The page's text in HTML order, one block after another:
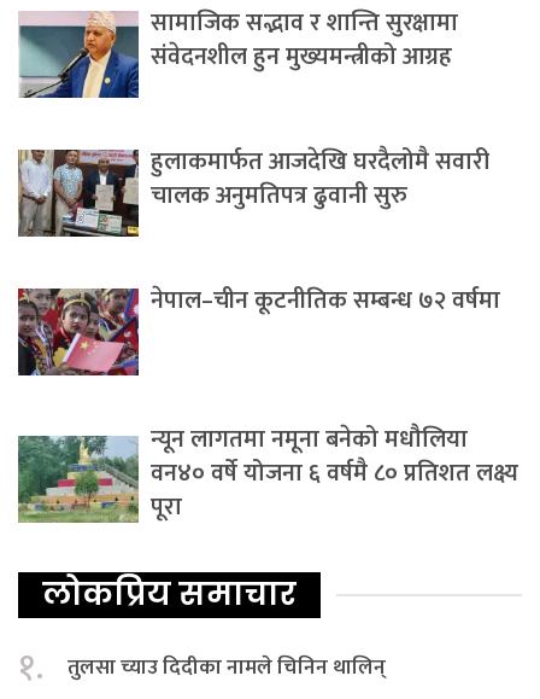
सामाजिक सद्भाव र शान्ति सुरक्षामा
संवेदनशील हुन मुख्यमन्त्रीको आग्रह
हुलाकमार्फत आजदेखि घरदैलोमै सवारी
चालक अनुमतिपत्र ढुवानी सुरु
नेपाल–चीन कूटनीतिक सम्बन्ध ७२ वर्षमा
न्यून लागतमा नमूना बनेको मधौलिया
वन४० वर्षे योजना ६ वर्षमै ८० प्रतिशत लक्ष्य
पूरा
लोकप्रिय समाचार
१. तुलसा च्याउ दिदीका नामले चिनिन थालिन्